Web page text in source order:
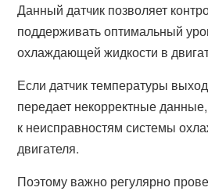
Данный датчик позволяет
поддерживать оптимальный
охлаждающей жидкости в
Если датчик температуры
передает некорректные
к неисправностям системы
двигателя.
Поэтому важно регулярно